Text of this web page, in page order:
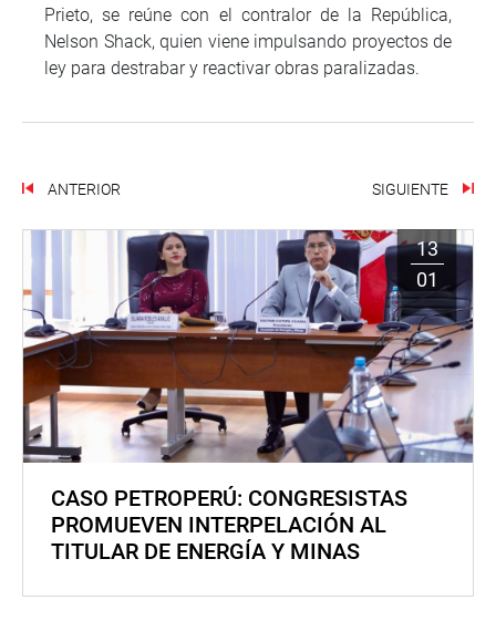
Prieto, se reúne con el contralor de la República,
Nelson Shack, quien viene impulsando proyectos de
ley para destrabar y reactivar obras paralizadas.
ANTERIOR SIGUIENTE
13
01
CASO PETROPERÚ: CONGRESISTAS
PROMUEVEN INTERPELACIÓN AL
TITULAR DE ENERGÍA Y MINAS